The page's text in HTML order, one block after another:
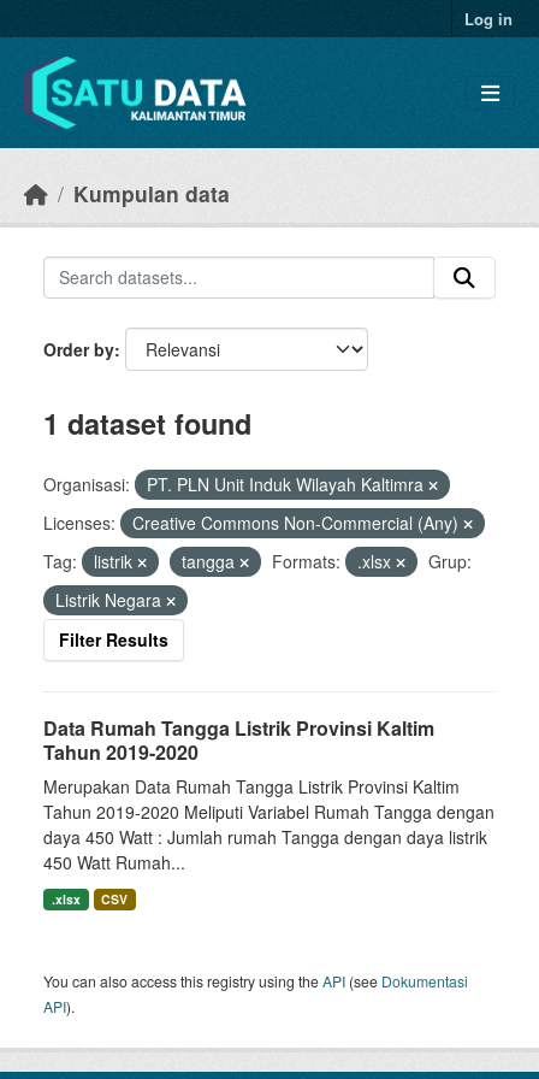
Log in
Kumpulan data
Order by
1 dataset found
Organisasi:
PT. PLN Unit Induk Wilayah Kaltimra
Licenses:
Creative Commons Non-Commercial (Any)
Tag:
listrik tangga Formats: .xlsx
Grup:
Listrik Negara
Filter Results
Data Rumah Tangga Listrik Provinsi Kaltim
Tahun 2019-2020
Merupakan Data Rumah Tangga Listrik Provinsi Kaltim
Tahun 2019-2020 Meliputi Variabel Rumah Tangga dengan
daya 450 Watt : Jumlah rumah Tangga dengan daya listrik
450 Watt Rumah...
.xlsx CSV
You can also access this registry using theAPI (see Dokumentasi
API).